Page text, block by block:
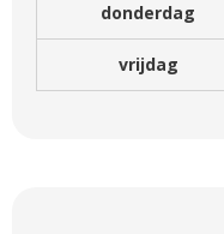
donderdag
vrijdag